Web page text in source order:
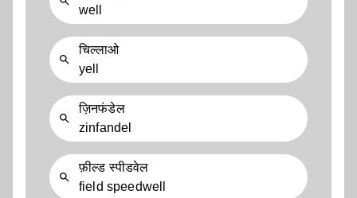
well
चिल्लाओ
yell
ज़िनफंडेल
zinfandel
फ़ील्ड स्पीडवेल
field speedwell